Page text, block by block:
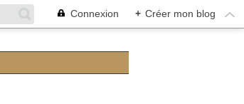
Connexion + Créer mon blog